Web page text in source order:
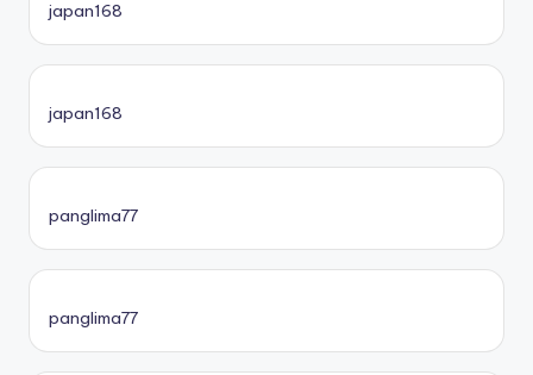
japan168
japan168
panglima77
panglima77